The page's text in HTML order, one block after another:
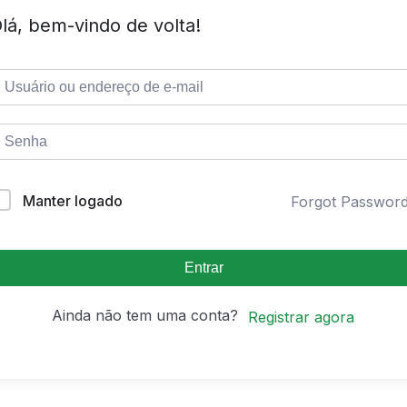
bem-vindo de volta!
Manter logado Forgot
Entrar
Ainda não tem uma conta? Registrar agora